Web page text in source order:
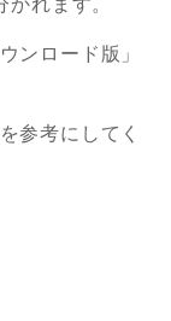
ンロード版」
参考にしてく